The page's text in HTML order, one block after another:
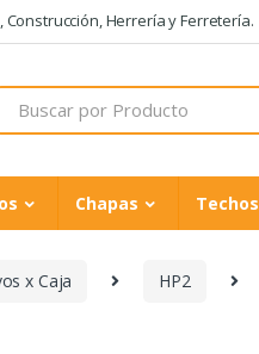
Herrería y Ferretería.
Chapas Techos
x Caja HP2